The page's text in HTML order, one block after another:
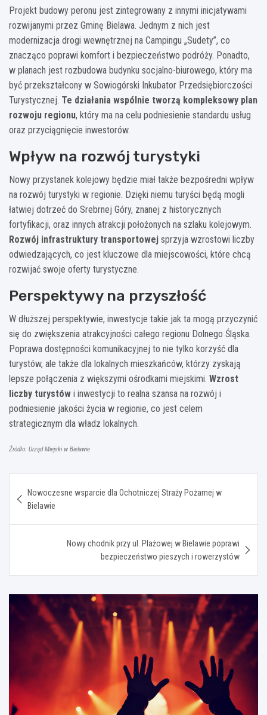
Projekt budowy peronu jest zintegrowany z innymi inicjatywami
rozwijanymi przez Gminę Bielawa. Jednym z nich jest
modernizacja drogi wewnętrznej na Campingu „Sudety”, co
znacząco poprawi komfort i bezpieczeństwo podróży. Ponadto,
w planach jest rozbudowa budynku socjalno-biurowego, który ma
być przekształcony w Sowiogórski Inkubator Przedsiębiorczości
Turystycznej. Te działania wspólnie tworzą kompleksowy plan
rozwoju regionu, który ma na celu podniesienie standardu usług
oraz przyciągnięcie inwestorów.
Wpływ na rozwój turystyki
Nowy przystanek kolejowy będzie miał także bezpośredni wpływ
na rozwój turystyki w regionie. Dzięki niemu turyści będą mogli
łatwiej dotrzeć do Srebrnej Góry, znanej z historycznych
fortyfikacji, oraz innych atrakcji położonych na szlaku kolejowym.
Rozwój infrastruktury transportowej sprzyja wzrostowi liczby
odwiedzających, co jest kluczowe dla miejscowości, które chcą
rozwijać swoje oferty turystyczne.
Perspektywy na przyszłość
W dłuższej perspektywie, inwestycje takie jak ta mogą przyczynić
się do zwiększenia atrakcyjności całego regionu Dolnego Śląska.
Poprawa dostępności komunikacyjnej to nie tylko korzyść dla
turystów, ale także dla lokalnych mieszkańców, którzy zyskają
lepsze połączenia z większymi ośrodkami miejskimi. Wzrost
liczby turystów i inwestycji to realna szansa na rozwój i
podniesienie jakości życia w regionie, co jest celem
strategicznym dla władz lokalnych.
Źródło: Urząd Miejski w Bielawie
wpisu
Nowoczesne wsparcie dla Ochotniczej Straży Pożarnej w
Bielawie
Nowy chodnik przy ul. Plażowej w Bielawie poprawi
bezpieczeństwo pieszych i rowerzystów